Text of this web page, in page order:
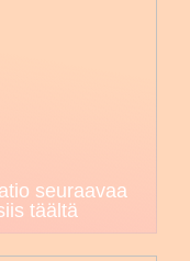
seuraavaa
täältä